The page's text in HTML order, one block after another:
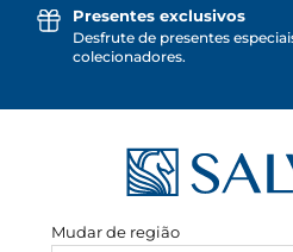
Presentes exclusivos
Desfrute de presentes
colecionadores.
Mudar de região